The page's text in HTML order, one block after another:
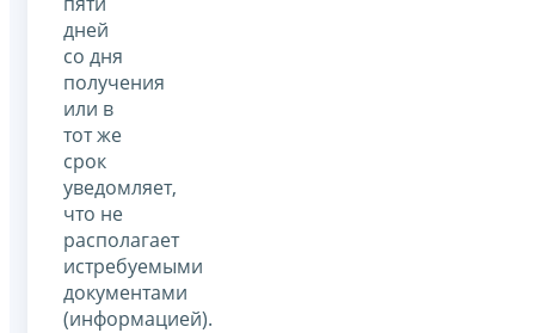
дней
со дня
получения
или в
тот же
срок
уведомляет,
что не
располагает
истребуемыми
документами
(информацией).